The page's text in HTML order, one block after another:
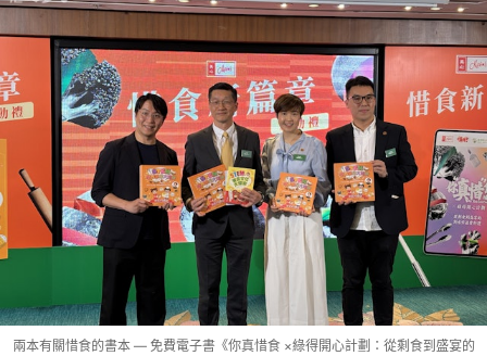
兩本有關惜食的書本 — 免費電子書《你真惜食 ×綠得開心計劃：從剩食到盛宴的